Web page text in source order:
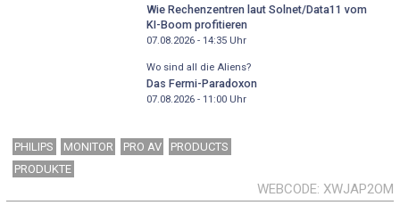
Wie Rechenzentren laut Solnet/Data11 vom
KI-Boom profitieren
07.08.2026 - 14:35Uhr
Wo sind all die Aliens?
Das Fermi-Paradoxon
07.08.2026 - 11:00Uhr
PHILIPS MONITOR PRO AV
PRODUCTS
PRODUKTE
WEBCODE XWJAP2OM